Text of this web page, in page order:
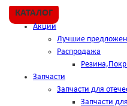
КАТАЛОГ
Акции
Лучшие
Распродажа
Запчасти
Запчасти для
Запчасти